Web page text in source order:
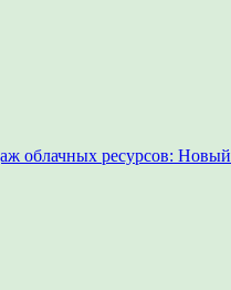
облачных ресурсов: